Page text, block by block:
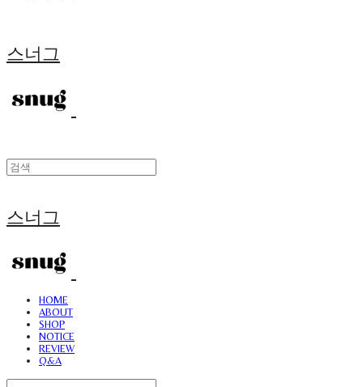
스너그
스너그
HOME
ABOUT
SHOP
NOTICE
REVIEW
Q&A